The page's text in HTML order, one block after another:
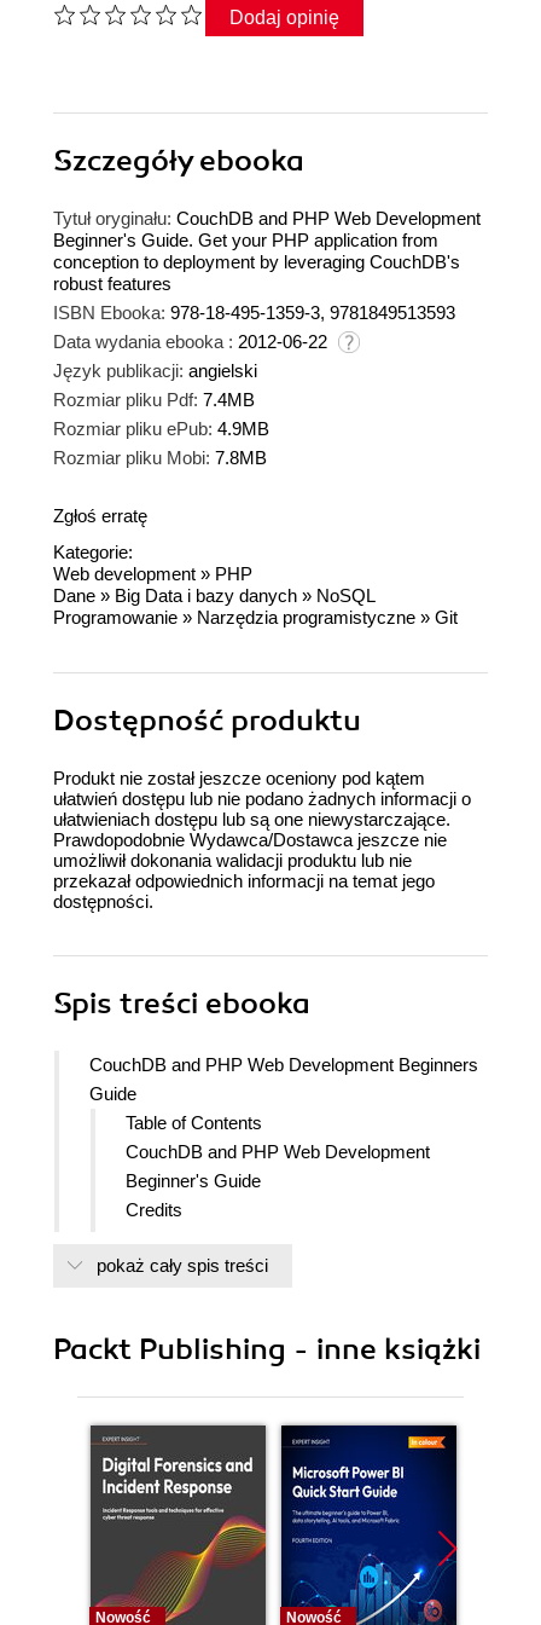
Dodaj opinię
Szczegółyebooka
Tytuł oryginału: CouchDB and PHP Web Development
Beginner's Guide. Get your PHP application from
conception to deployment by leveraging CouchDB's
robust features
ISBN Ebooka: 978-18-495-1359-3, 9781849513593
Data wydania ebooka : 2012-06-22
Język publikacji: angielski
Rozmiar pliku Pdf: 7.4MB
Rozmiar pliku ePub: 4.9MB
Rozmiar pliku Mobi: 7.8MB
Zgłoś erratę
Kategorie:
Web development » PHP
Dane » Big Data i bazy danych » NoSQL
Programowanie » Narzędzia programistyczne » Git
Dostępność produktu
Produkt nie został jeszcze oceniony pod kątem
ułatwień dostępu lub nie podano żadnych informacji o
ułatwieniach dostępu lub są one niewystarczające.
Prawdopodobnie Wydawca/Dostawca jeszcze nie
umożliwił dokonania walidacji produktu lub nie
przekazał odpowiednich informacji na temat jego
dostępności.
Spis treści ebooka
CouchDB and PHP Web Development Beginners
Guide
Table of Contents
CouchDB and PHP Web Development
Beginner's Guide
Credits
About the Reviewers
and more
Preface
What this book covers
What you need for this book
Who this book is for
Conventions
Time for action heading
pokaż cały spis treści
Packt Publishing - inne książki
Nowość
Nowość